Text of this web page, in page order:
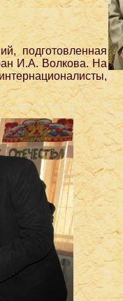
подготовленная
И.А. Волкова. На